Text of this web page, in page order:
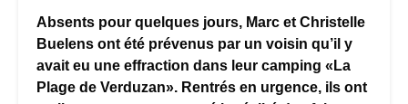
Absents pour quelques jours, Marc et Christelle
Buelens ont été prévenus par un voisin qu’il y
avait eu une effraction dans leur camping «La
Plage de Verduzan». Rentrés en urgence, ils ont